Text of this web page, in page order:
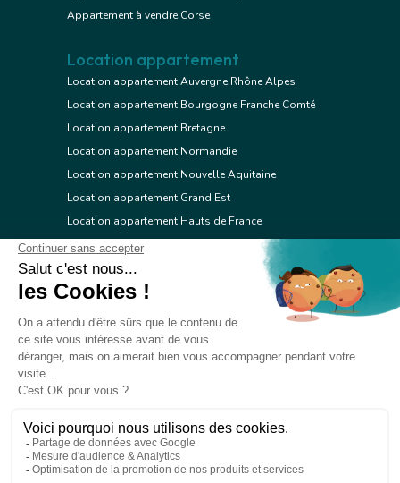
© 2026 Réseau immobilier l'Adresse
Appartement à vendre Corse
Location appartement
Location appartement Auvergne Rhône Alpes
Location appartement Bourgogne Franche Comté
Location appartement Bretagne
Location appartement Normandie
Location appartement Nouvelle Aquitaine
Location appartement Grand Est
Location appartement Hauts de France
Location appartement Ile de France
Location appartement Centre Val de Loire
Location appartement Occitanie
Location appartement Provence Alpes Côte d'Azur
Location appartement Corse